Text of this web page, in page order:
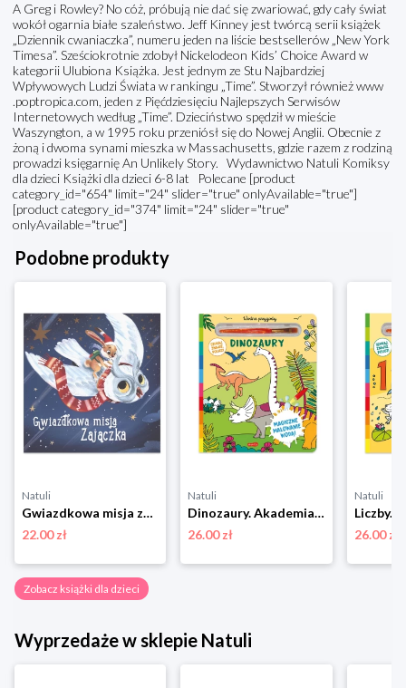
A Greg i Rowley? No cóż, próbują nie dać się zwariować, gdy cały świat
wokół ogarnia białe szaleństwo. Jeff Kinney jest twórcą serii książek
„Dziennik cwaniaczka”, numeru jeden na liście bestsellerów „New York
Timesa”. Sześciokrotnie zdobył Nickelodeon Kids’ Choice Award w
kategorii Ulubiona Książka. Jest jednym ze Stu Najbardziej
Wpływowych Ludzi Świata w rankingu „Time”. Stworzył również www
.poptropica.com, jeden z Pięćdziesięciu Najlepszych Serwisów
Internetowych według „Time”. Dzieciństwo spędził w mieście
Waszyngton, a w 1995 roku przeniósł się do Nowej Anglii. Obecnie z
żoną i dwoma synami mieszka w Massachusetts, gdzie razem z rodziną
prowadzi księgarnię An Unlikely Story. Wydawnictwo Natuli Komiksy
dla dzieci Książki dla dzieci 6-8 lat Polecane [product
category_id="654" limit="24" slider="true" onlyAvailable="true"]
[product category_id="374" limit="24" slider="true"
onlyAvailable="true"]
Podobne produkty
Natuli
Gwiazdkowa misja zajączka Yoyo books
22.00 zł
Natuli
Dinozaury. Akademia mądrego dziecka. Wodne przygody Harper colins / harper kids
26.00 zł
Natuli
26.00 zł
Zobacz książki dla dzieci
Wyprzedaże w sklepie Natuli